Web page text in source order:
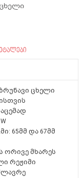
ცხელი
65მმ და 67მმ
ორივე მხარეს
რეჟიმი